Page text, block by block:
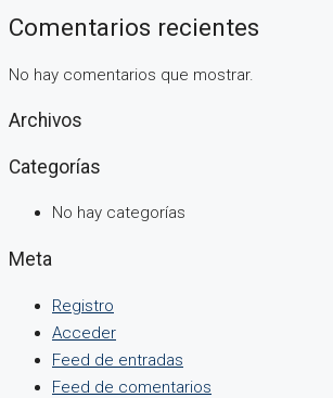
Comentarios recientes
No hay comentarios que mostrar.
Archivos
Categorías
No hay categorías
Meta
Registro
Acceder
Feed de entradas
Feed de comentarios